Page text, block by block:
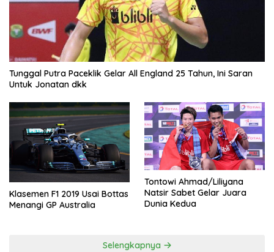
Tunggal Putra Paceklik Gelar All England 25 Tahun, Ini Saran
Untuk Jonatan dkk
Klasemen F1 2019 Usai Bottas
Menangi GP Australia
Tontowi Ahmad/Liliyana
Natsir Sabet Gelar Juara
Dunia Kedua
Selengkapnya